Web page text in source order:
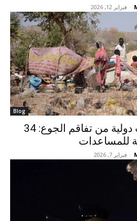
- فبراير 12, 2026
Blog
السودان.. تحذيرات دولية من تفاقم الجوع: 34
للمساعدات
- فبراير 7, 2026